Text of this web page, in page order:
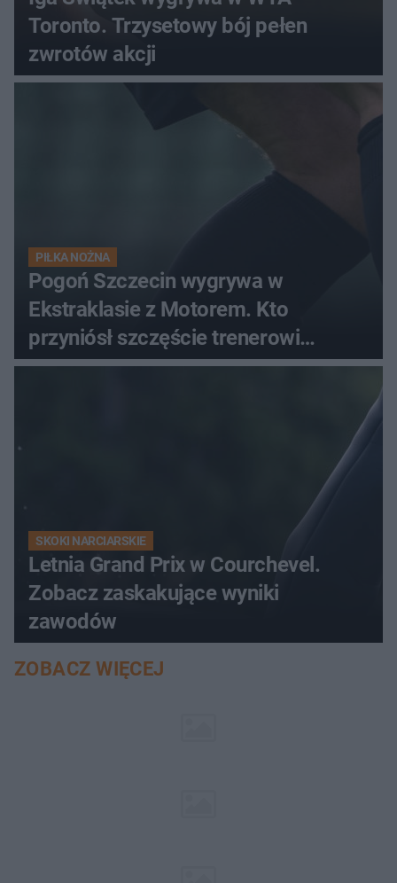
Toronto. Trzysetowy bój pełen
zwrotów akcji
PIŁKA NOŻNA
Pogoń Szczecin wygrywa w
Ekstraklasie z Motorem. Kto
przyniósł szczęście trenerowi
gospodarzy?
SKOKI NARCIARSKIE
Letnia Grand Prix w Courchevel.
Zobacz zaskakujące wyniki
zawodów
ZOBACZ WIĘCEJ